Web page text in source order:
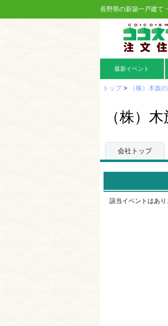
長野県の新築一戸建て
最新イベント
トップ> （株）木族
（株）
会社トップ
該当イベントはあり